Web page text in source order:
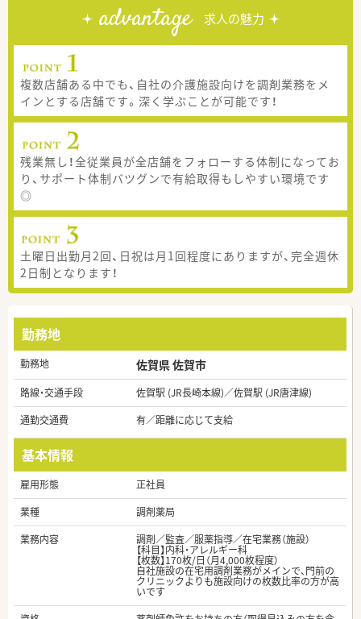
advantage 求人の魅力
複数店舗ある中でも、自社の介護施設向けを調剤業務をメ
インとする店舗です。深く学ぶことが可能です！
残業無し！全従業員が全店舗をフォローする体制になってお
り、サポート体制バツグンで有給取得もしやすい環境です
◎
土曜日出勤月2回、日祝は月1回程度にありますが、完全週休
2日制となります！
勤務地
勤務地 佐賀県 佐賀市
路線・交通手段
佐賀駅 (JR長崎本線)／佐賀駅 (JR唐津線)
通勤交通費
有／距離に応じて支給
基本情報
雇用形態
正社員
業種
調剤薬局
業務内容
調剤／監査／服薬指導／在宅業務（施設）
【科目】内科・アレルギー科
【枚数】170枚/日（月4,000枚程度）
自社施設の在宅用調剤業務がメインで、門前の
クリニックよりも施設向けの枚数比率の方が高
いです